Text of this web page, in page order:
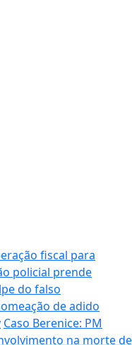
fiscal para
policial prende
do falso
de adido
Caso Berenice: PM
na morte de